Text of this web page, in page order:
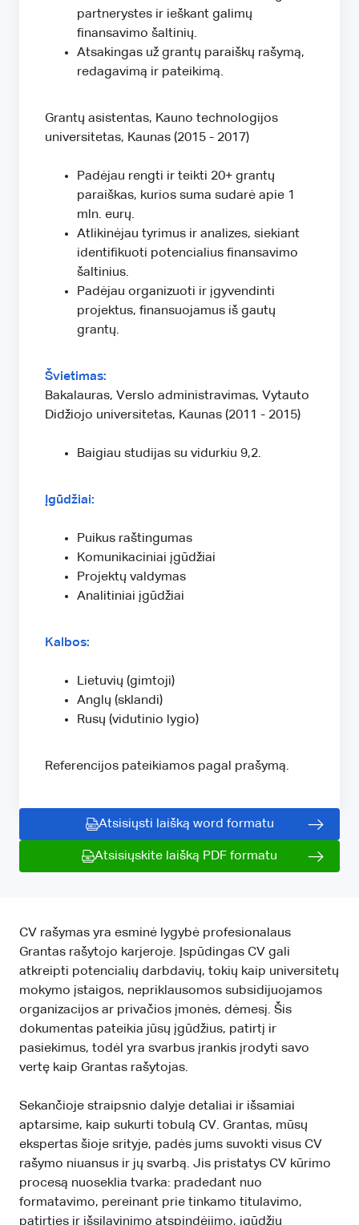
partnerystes ir ieškant galimų
finansavimo šaltinių.
Atsakingas už grantų paraiškų rašymą,
redagavimą ir pateikimą.
Grantų asistentas, Kauno technologijos
universitetas, Kaunas (2015 - 2017)
Padėjau rengti ir teikti 20+ grantų
paraiškas, kurios suma sudarė apie 1
mln. eurų.
Atlikinėjau tyrimus ir analizes, siekiant
identifikuoti potencialius finansavimo
šaltinius.
Padėjau organizuoti ir įgyvendinti
projektus, finansuojamus iš gautų
grantų.
Švietimas:
Bakalauras, Verslo administravimas, Vytauto
Didžiojo universitetas, Kaunas (2011 - 2015)
Baigiau studijas su vidurkiu 9,2.
Įgūdžiai:
Puikus raštingumas
Komunikaciniai įgūdžiai
Projektų valdymas
Analitiniai įgūdžiai
Kalbos:
Lietuvių (gimtoji)
Anglų (sklandi)
Rusų (vidutinio lygio)
Referencijos pateikiamos pagal prašymą.
Atsisiųsti laišką word formatu
Atsisiųskite laišką PDF formatu
CV rašymas yra esminė lygybė profesionalaus
Grantas rašytojo karjeroje. Įspūdingas CV gali
atkreipti potencialių darbdavių, tokių kaip universitetų
mokymo įstaigos, nepriklausomos subsidijuojamos
organizacijos ar privačios įmonės, dėmesį. Šis
dokumentas pateikia jūsų įgūdžius, patirtį ir
pasiekimus, todėl yra svarbus įrankis įrodyti savo
vertę kaip Grantas rašytojas.
Sekančioje straipsnio dalyje detaliai ir išsamiai
aptarsime, kaip sukurti tobulą CV. Grantas, mūsų
ekspertas šioje srityje, padės jums suvokti visus CV
rašymo niuansus ir jų svarbą. Jis pristatys CV kūrimo
procesą nuoseklia tvarka: pradedant nuo
formatavimo, pereinant prie tinkamo titulavimo,
patirties ir išsilavinimo atspindėjimo, įgūdžių